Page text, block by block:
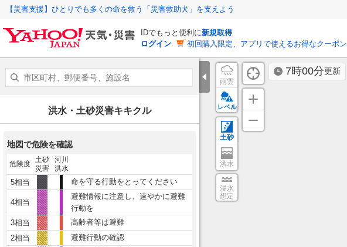
【災害支援】ひとりでも多くの命を救う「災害救助犬」を支えよう
IDでもっと便利に新規取得
ログイン
初回購入限定、アプリで使えるお得なクーポン
7時00分更新
雨雲
レベル
土砂
洪水
浸水
想定
洪水・土砂災害キキクル
地図で危険を確認
危険度 土砂
災害
河川
洪水
5相当 命を守る行動をとってください
4相当
避難情報に注意し、速やかに避難
行動を
3相当
高齢者等は避難
2相当
避難行動の確認